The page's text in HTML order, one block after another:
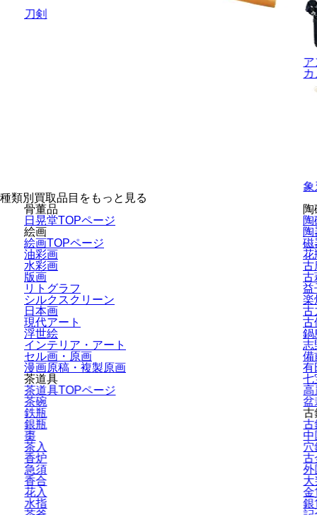
刀剣
ア
象
種類別買取品目をもっと見る
骨董品
日晃堂TOPページ
絵画
絵画TOPページ
油彩画
水彩画
版画
リトグラフ
シルクスクリーン
日本画
現代アート
浮世絵
インテリア・ アート
セル画・原画
漫画原稿・複製原画
茶道具
茶道具TOPページ
茶碗
鉄瓶
銀瓶
棗
茶入
香炉
急須
香合
花入
水指
磁
花
古
古
益
楽
古
古
鍋
志
備
有
七
高
盆
古
古
中
穴
古
外
大
金
銀